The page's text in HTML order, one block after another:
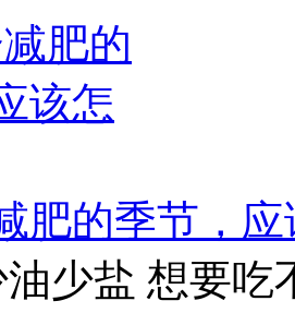
肥的季节，
油少盐 想要